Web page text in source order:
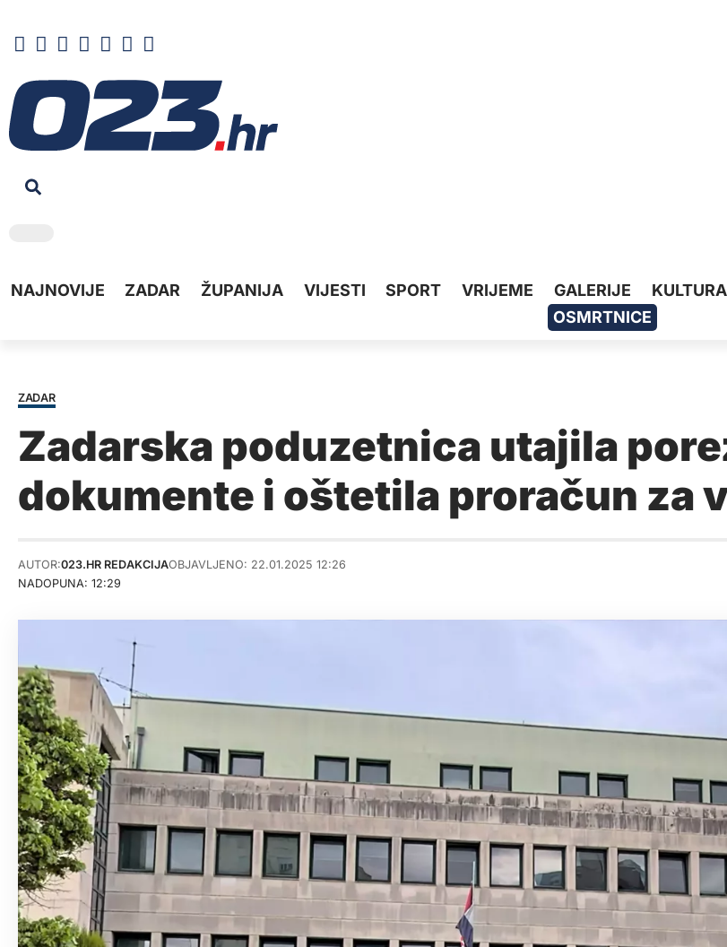
NAJNOVIJE ZADAR ŽUPANIJA VIJESTI SPORT VRIJEME GALERIJE KULTURA
OSMRTNICE
ZADAR
Zadarska poduzetnica utajila
dokumente i oštetila proračun za
NADOPUNA: 12:29
AUTOR:023.HR REDAKCIJAOBJAVLJENO: 22.01.2025 12:26